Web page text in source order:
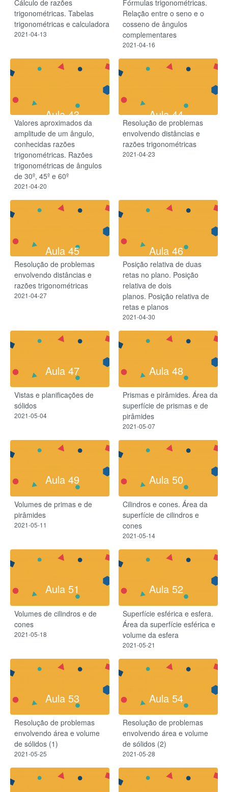
Cálculo de razões
trigonométricas. Tabelas
trigonométricas e calculadora
2021-04-13
Fórmulas trigonométricas.
Relação entre o seno e o
cosseno de ângulos
complementares
2021-04-16
Aula 43
Valores aproximados da
amplitude de um ângulo,
conhecidas razões
trigonométricas. Razões
trigonométricas de ângulos
de 30º, 45º e 60º
2021-04-20
Aula 44
Resolução de problemas
envolvendo distâncias e
razões trigonométricas
2021-04-23
Aula 45
Resolução de problemas
envolvendo distâncias e
razões trigonométricas
2021-04-27
Aula 46
Posição relativa de duas
retas no plano. Posição
relativa de dois
planos. Posição relativa de
retas e planos
2021-04-30
Aula 47
Vistas e planificações de
sólidos
2021-05-04
Aula 48
Prismas e pirâmides. Área da
superfície de prismas e de
pirâmides
2021-05-07
Aula 49
Volumes de primas e de
pirâmides
2021-05-11
Aula 50
Cilindros e cones. Área da
superfície de cilindros e
cones
2021-05-14
Aula 51
Volumes de cilindros e de
cones
2021-05-18
Aula 52
Superfície esférica e esfera.
Área da superfície esférica e
volume da esfera
2021-05-21
Aula 53
Resolução de problemas
envolvendo área e volume
de sólidos (1)
2021-05-25
Aula 54
Resolução de problemas
envolvendo área e volume
de sólidos (2)
2021-05-28